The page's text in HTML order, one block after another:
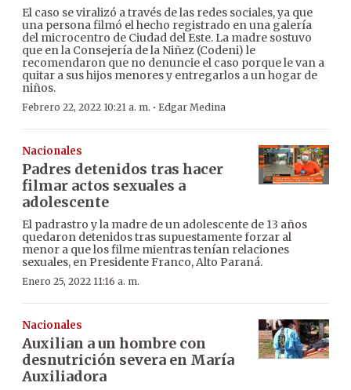
El caso se viralizó a través de las redes sociales, ya que
una persona filmó el hecho registrado en una galería
del microcentro de Ciudad del Este. La madre sostuvo
que en la Consejería de la Niñez (Codeni) le
recomendaron que no denuncie el caso porque le van a
quitar a sus hijos menores y entregarlos a un hogar de
niños.
Febrero 22, 2022 10:21 a. m. · Edgar Medina
Nacionales
Padres detenidos tras hacer
filmar actos sexuales a
adolescente
El padrastro y la madre de un adolescente de 13 años
quedaron detenidos tras supuestamente forzar al
menor a que los filme mientras tenían relaciones
sexuales, en Presidente Franco, Alto Paraná.
Enero 25, 2022 11:16 a. m.
Nacionales
Auxilian a un hombre con
desnutrición severa en María
Auxiliadora